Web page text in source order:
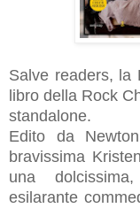
Salve readers, la
libro della Rock
standalone.
Edito da
bravissima
una
esilarante